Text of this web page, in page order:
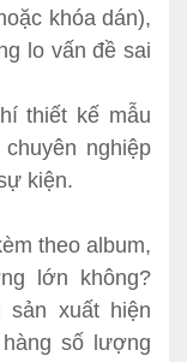
khóa dán),
lo vấn đề sai
thiết kế mẫu
nghiệp
kiện.
theo album,
lớn không?
sản xuất hiện
số lượng